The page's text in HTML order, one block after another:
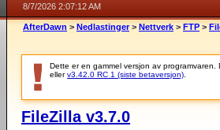
8/7/2026 2:07:12 AM
AfterDawn > Nedlastinger > Nettverk > FTP >
Dette er en gammel versjon av programvaren.
ellerv3.42.0 RC 1 (siste betaversjon)
FileZilla v3.7.0